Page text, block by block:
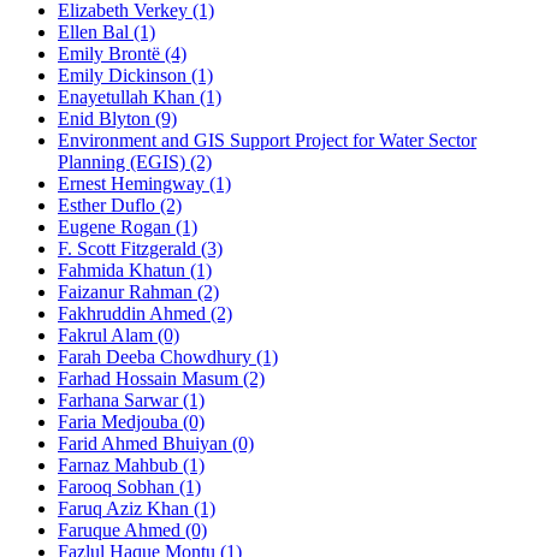
Elizabeth Verkey (1)
Ellen Bal (1)
Emily Brontë (4)
Emily Dickinson (1)
Enayetullah Khan (1)
Enid Blyton (9)
Environment and GIS Support Project for Water Sector
Planning (EGIS) (2)
Ernest Hemingway (1)
Esther Duflo (2)
Eugene Rogan (1)
F. Scott Fitzgerald (3)
Fahmida Khatun (1)
Faizanur Rahman (2)
Fakhruddin Ahmed (2)
Fakrul Alam (0)
Farah Deeba Chowdhury (1)
Farhad Hossain Masum (2)
Farhana Sarwar (1)
Faria Medjouba (0)
Farid Ahmed Bhuiyan (0)
Farnaz Mahbub (1)
Farooq Sobhan (1)
Faruq Aziz Khan (1)
Faruque Ahmed (0)
Fazlul Haque Montu (1)